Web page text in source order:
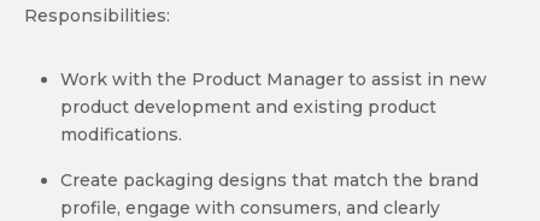
Responsibilities:
Work with the Product Manager to assist in new
product development and existing product
modifications.
Create packaging designs that match the brand
profile, engage with consumers, and clearly